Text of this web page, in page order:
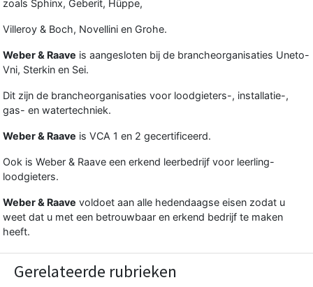
zoals Sphinx, Geberit, Hüppe,
Villeroy & Boch, Novellini en Grohe.
Weber & Raave is aangesloten bij de brancheorganisaties Uneto-
Vni, Sterkin en Sei.
Dit zijn de brancheorganisaties voor loodgieters-, installatie-,
gas- en watertechniek.
Weber & Raave is VCA 1 en 2 gecertificeerd.
Ook is Weber & Raave een erkend leerbedrijf voor leerling-
loodgieters.
Weber & Raave voldoet aan alle hedendaagse eisen zodat u
weet dat u met een betrouwbaar en erkend bedrijf te maken
heeft.
Gerelateerde rubrieken